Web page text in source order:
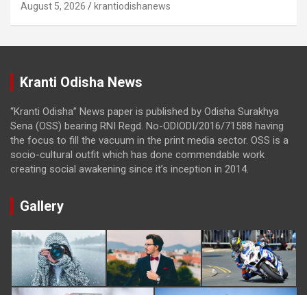
August 5, 2026 krantiodishanews
Kranti Odisha News
“Kranti Odisha” News paper is published by Odisha Surakhya
Sena (OSS) bearing RNI Regd. No-ODIODI/2016/71588 having
the focus to fill the vacuum in the print media sector. OSS is a
socio-cultural outfit which has done commendable work
creating social awakening since it’s inception in 2014.
Gallery